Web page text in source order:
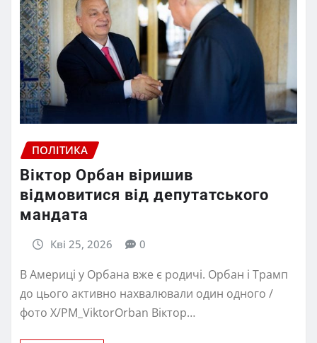
ПОЛІТИКА
Віктор Орбан віришив
відмовитися від депутатського
мандата
Кві 25, 2026 0
В Америці у Орбана вже є родичі. Орбан і Трамп
до цього активно нахвалювали один одного /
фото X/PM_ViktorOrban Віктор…